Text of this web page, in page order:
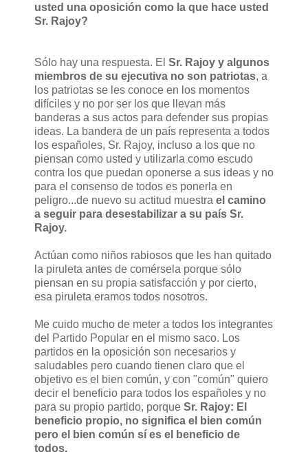
usted una oposición como la que hace usted
Sr. Rajoy?
Sólo hay una respuesta. El Sr. Rajoy y algunos
miembros de su ejecutiva no son patriotas, a
los patriotas se les conoce en los momentos
difíciles y no por ser los que llevan más
banderas a sus actos para defender sus propias
ideas. La bandera de un país representa a todos
los españoles, Sr. Rajoy, incluso a los que no
piensan como usted y utilizarla como escudo
contra los que puedan oponerse a sus ideas y no
para el consenso de todos es ponerla en
peligro...de nuevo su actitud muestra el camino
a seguir para desestabilizar a su país Sr.
Rajoy.
Actúan como niños rabiosos que les han quitado
la piruleta antes de comérsela porque sólo
piensan en su propia satisfacción y por cierto,
esa piruleta eramos todos nosotros.
Me cuido mucho de meter a todos los integrantes
del Partido Popular en el mismo saco. Los
partidos en la oposición son necesarios y
saludables pero cuando tienen claro que el
objetivo es el bien común, y con "común" quiero
decir el beneficio para todos los españoles y no
para su propio partido, porque Sr. Rajoy: El
beneficio propio, no significa el bien común
pero el bien común sí es el beneficio de
todos.